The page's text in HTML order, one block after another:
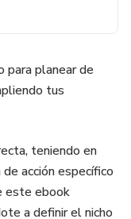
para planear de
tus
teniendo en
acción específico
este ebook
a definir el nicho